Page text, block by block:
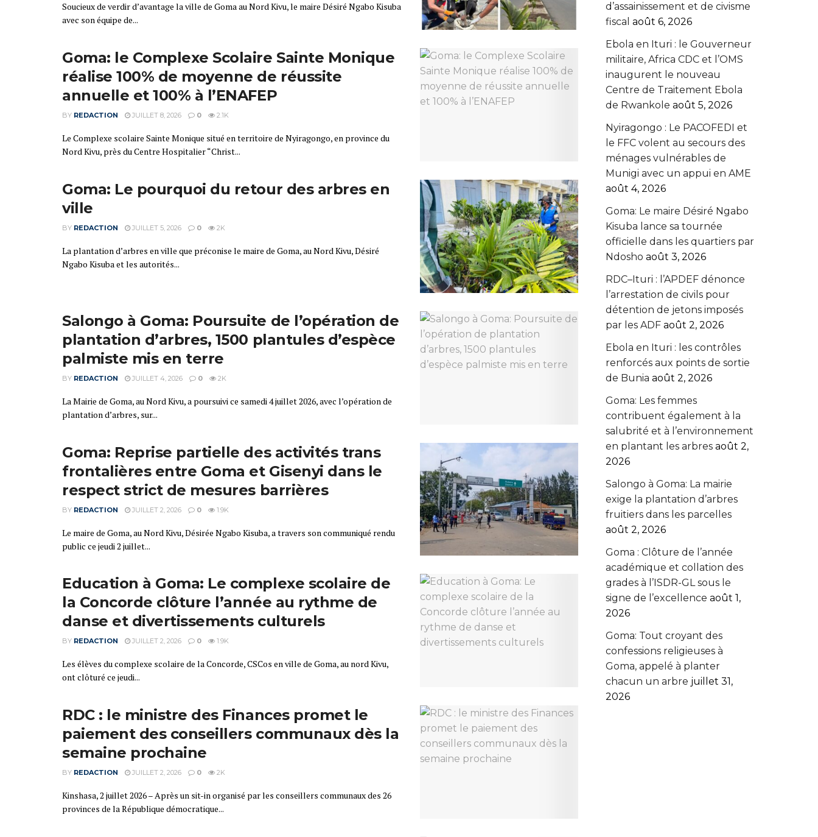
Soucieux de verdir d’avantage la ville de Goma au Nord Kivu, le maire Désiré Ngabo Kisuba
avec son équipe de...
Goma: le Complexe Scolaire Sainte Monique
réalise 100% de moyenne de réussite
annuelle et 100% à l’ENAFEP
BY REDACTION JUILLET 8, 2026 0 2.1K
Le Complexe scolaire Sainte Monique situé en territoire de Nyiragongo, en province du
Nord Kivu, près du Centre Hospitalier “Christ...
Goma: Le pourquoi du retour des arbres en
ville
BY REDACTION JUILLET 5, 2026 0 2K
La plantation d’arbres en ville que préconise le maire de Goma, au Nord Kivu, Désiré
Ngabo Kisuba et les autorités...
Salongo à Goma: Poursuite de l’opération de
plantation d’arbres, 1500 plantules d’espèce
palmiste mis en terre
BY REDACTION JUILLET 4, 2026 0 2K
La Mairie de Goma, au Nord Kivu, a poursuivi ce samedi 4 juillet 2026, avec l’opération de
plantation d’arbres, sur...
Goma: Reprise partielle des activités trans
frontalières entre Goma et Gisenyi dans le
respect strict de mesures barrières
BY REDACTION JUILLET 2, 2026 0 1.9K
Le maire de Goma, au Nord Kivu, Désirée Ngabo Kisuba, a travers son communiqué rendu
public ce jeudi 2 juillet...
Education à Goma: Le complexe scolaire de
la Concorde clôture l’année au rythme de
danse et divertissements culturels
BY REDACTION JUILLET 2, 2026 0 1.9K
Les élèves du complexe scolaire de la Concorde, CSCos en ville de Goma, au nord Kivu,
ont clôturé ce jeudi...
RDC : le ministre des Finances promet le
paiement des conseillers communaux dès la
semaine prochaine
BY REDACTION JUILLET 2, 2026 0 2K
Kinshasa, 2 juillet 2026 – Après un sit-in organisé par les conseillers communaux des 26
provinces de la République démocratique...
d’assainissement et de civisme
fiscal août 6, 2026
Ebola en Ituri : le Gouverneur
militaire, Africa CDC et l’OMS
inaugurent le nouveau
Centre de Traitement Ebola
de Rwankole août 5, 2026
‎Nyiragongo : Le PACOFEDI et
le FFC volent au secours des
ménages vulnérables de
Munigi avec un appui en AME‎‎
août 4, 2026
Goma: Le maire Désiré Ngabo
Kisuba lance sa tournée
officielle dans les quartiers par
Ndosho août 3, 2026
RDC–Ituri : l’APDEF dénonce
l’arrestation de civils pour
détention de jetons imposés
par les ADF août 2, 2026
Ebola en Ituri : les contrôles
renforcés aux points de sortie
de Bunia août 2, 2026
Goma: Les femmes
contribuent également à la
salubrité et à l’environnement
en plantant les arbres août 2,
2026
Salongo à Goma: La mairie
exige la plantation d’arbres
fruitiers dans les parcelles
août 2, 2026
Goma : Clôture de l’année
académique et collation des
grades à l’ISDR-GL sous le
signe de l’excellence août 1,
2026
Goma: Tout croyant des
confessions religieuses à
Goma, appelé à planter
chacun un arbre juillet 31,
2026